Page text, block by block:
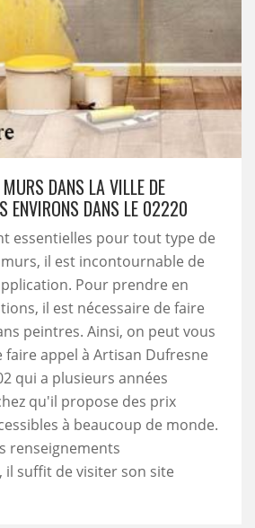
DANS LA VILLE DE
ENVIRONS DANS LE 02220
essentielles pour tout type de
il est incontournable de
Pour prendre en
il est nécessaire de faire
peintres. Ainsi, on peut vous
appel à Artisan Dufresne
qui a plusieurs années
qu'il propose des prix
à beaucoup de monde.
renseignements
il suffit de visiter son site